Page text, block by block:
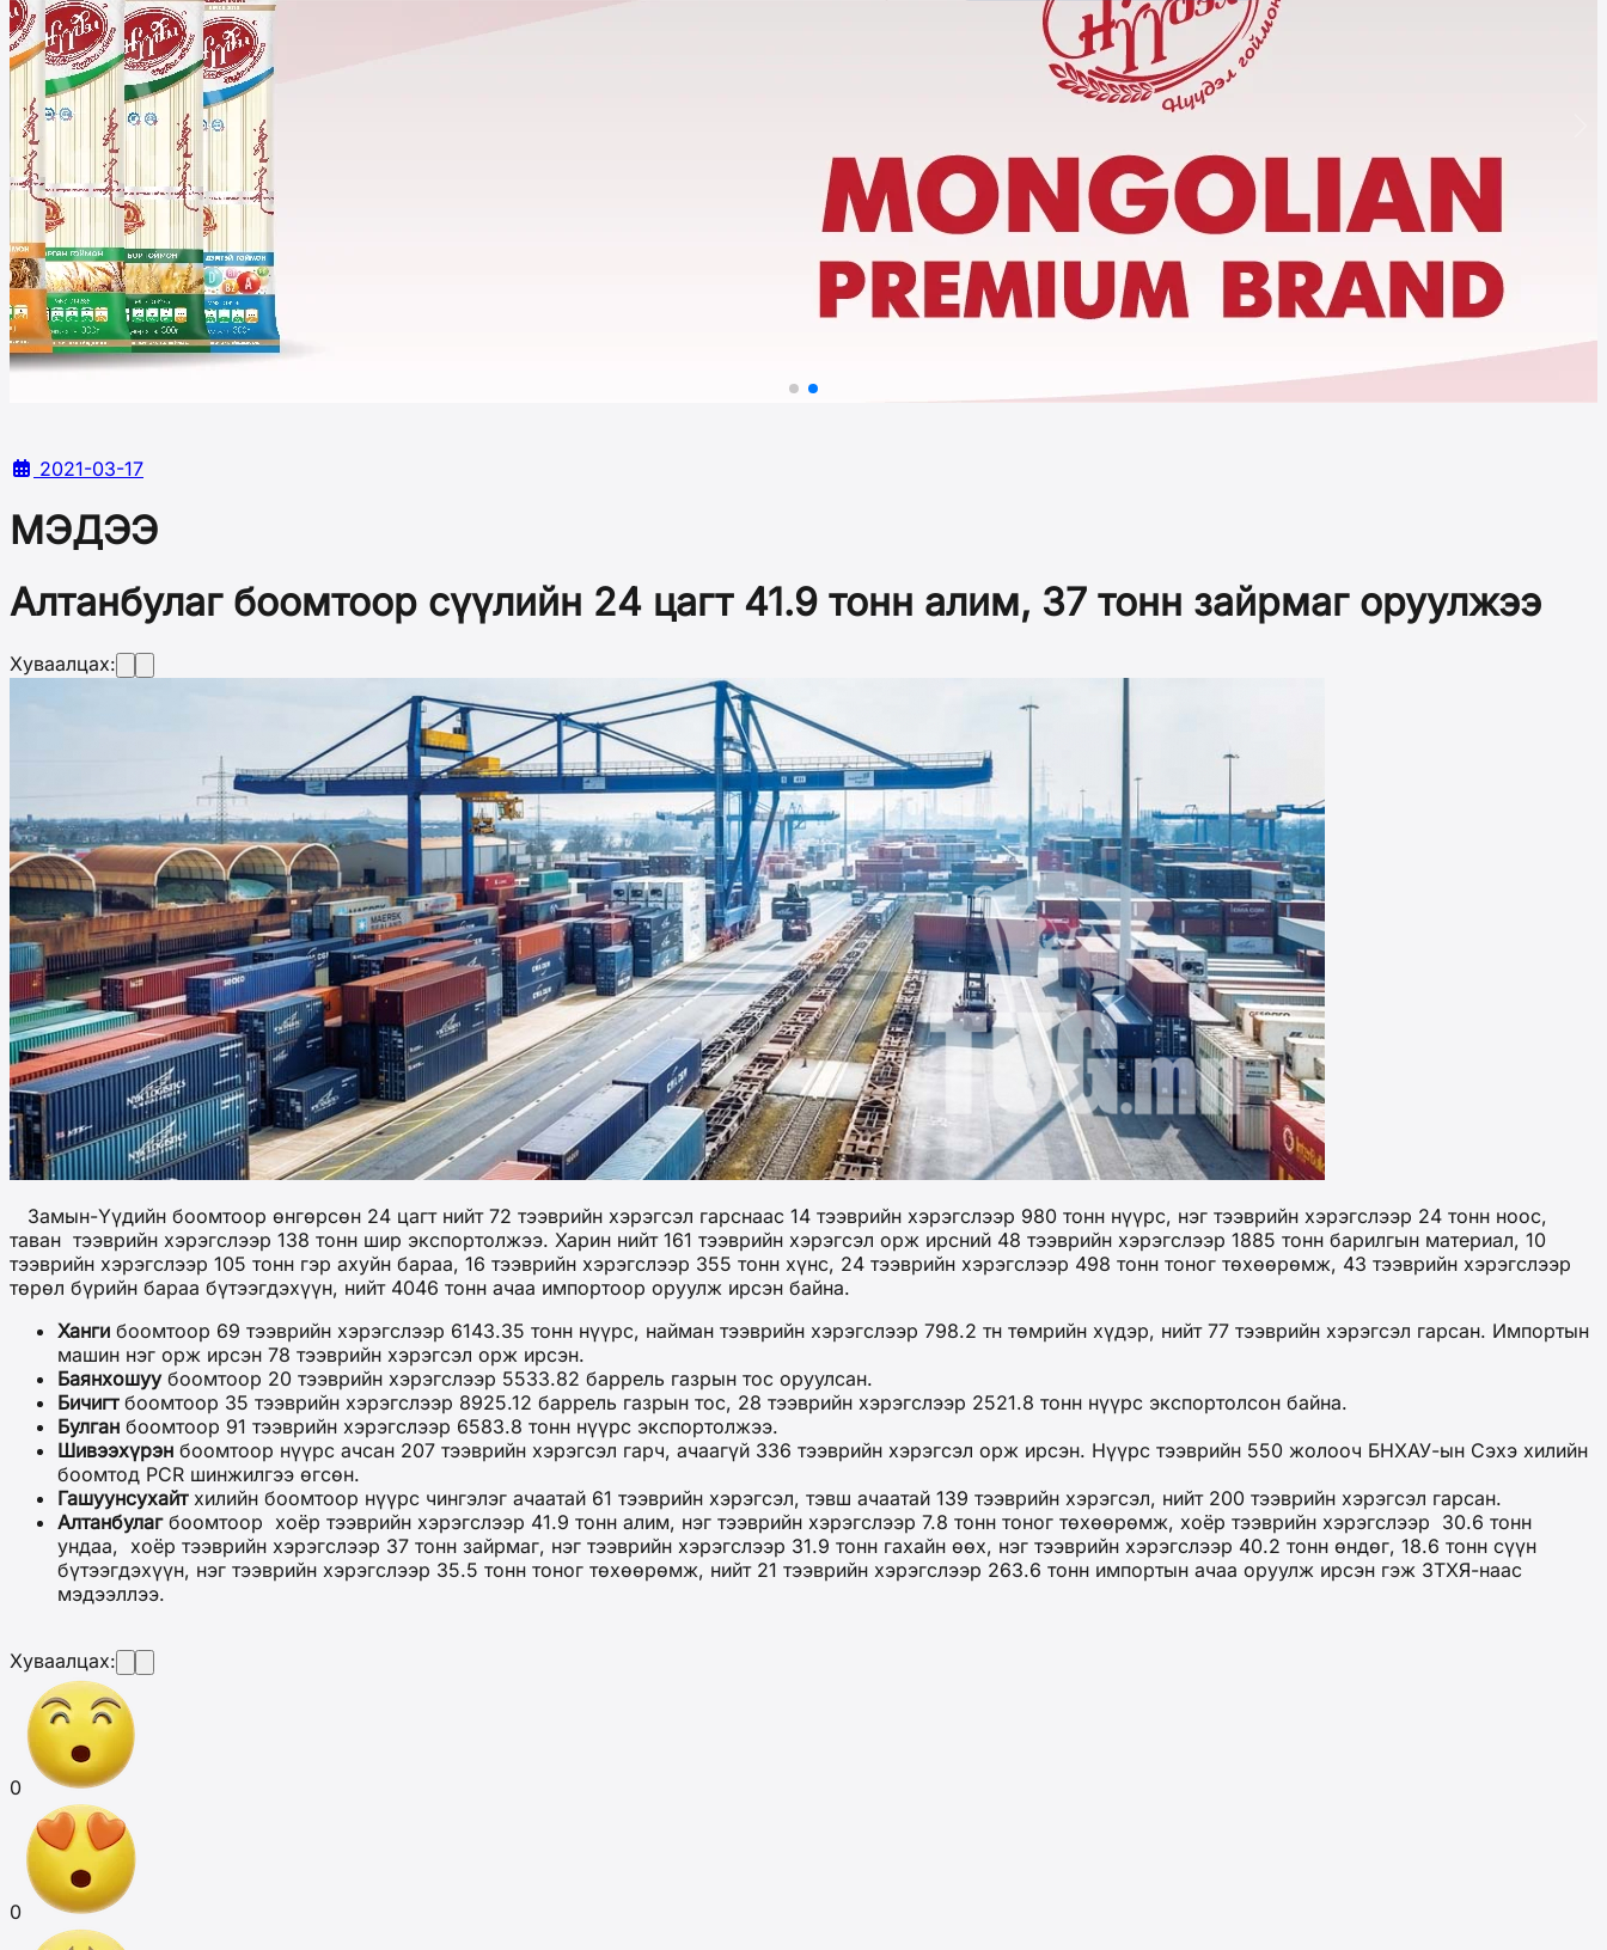
2021-03-17
МЭДЭЭ
Алтанбулаг боомтоор сүүлийн 24 цагт 41.9 тонн алим, 37 тонн зайрмаг оруулжээ
Хуваалцах:
Замын-Үүдийн боомтоор өнгөрсөн 24 цагт нийт 72 тээврийн хэрэгсэл гарснаас 14 тээврийн хэрэгслээр 980 тонн нүүрс, нэг тээврийн хэрэгслээр 24 тонн ноос,
таван тээврийн хэрэгслээр 138 тонн шир экспортолжээ. Харин нийт 161 тээврийн хэрэгсэл орж ирсний 48 тээврийн хэрэгслээр 1885 тонн барилгын материал, 10
тээврийн хэрэгслээр 105 тонн гэр ахуйн бараа, 16 тээврийн хэрэгслээр 355 тонн хүнс, 24 тээврийн хэрэгслээр 498 тонн тоног төхөөрөмж, 43 тээврийн хэрэгслээр
төрөл бүрийн бараа бүтээгдэхүүн, нийт 4046 тонн ачаа импортоор оруулж ирсэн байна.
Ханги боомтоор 69 тээврийн хэрэгслээр 6143.35 тонн нүүрс, найман тээврийн хэрэгслээр 798.2 тн төмрийн хүдэр, нийт 77 тээврийн хэрэгсэл гарсан. Импортын
машин нэг орж ирсэн 78 тээврийн хэрэгсэл орж ирсэн.
Баянхошуубоомтоор 20 тээврийн хэрэгслээр 5533.82 баррель газрын тос оруулсан.
Бичигтбоомтоор 35 тээврийн хэрэгслээр 8925.12 баррель газрын тос, 28 тээврийн хэрэгслээр 2521.8 тонн нүүрс экспортолсон байна.
Булган боомтоор 91 тээврийн хэрэгслээр 6583.8 тонн нүүрс экспортолжээ.
Шивээхүрэн боомтоор нүүрс ачсан 207 тээврийн хэрэгсэл гарч, ачаагүй 336 тээврийн хэрэгсэл орж ирсэн. Нүүрс тээврийн 550 жолооч БНХАУ-ын Сэхэ хилийн
боомтод PCR шинжилгээ өгсөн.
Гашуунсухайтхилийн боомтоор нүүрс чингэлэг ачаатай 61 тээврийн хэрэгсэл, тэвш ачаатай 139 тээврийн хэрэгсэл, нийт 200 тээврийн хэрэгсэл гарсан.
Алтанбулагбоомтоор хоёр тээврийн хэрэгслээр 41.9 тонн алим, нэг тээврийн хэрэгслээр 7.8 тонн тоног төхөөрөмж, хоёр тээврийн хэрэгслээр 30.6 тонн
ундаа, хоёр тээврийн хэрэгслээр 37 тонн зайрмаг, нэг тээврийн хэрэгслээр 31.9 тонн гахайн өөх, нэг тээврийн хэрэгслээр 40.2 тонн өндөг, 18.6 тонн сүүн
бүтээгдэхүүн, нэг тээврийн хэрэгслээр 35.5 тонн тоног төхөөрөмж, нийт 21 тээврийн хэрэгслээр 263.6 тонн импортын ачаа оруулж ирсэн гэж ЗТХЯ-наас
мэдээллээ.
Хуваалцах:
0
0